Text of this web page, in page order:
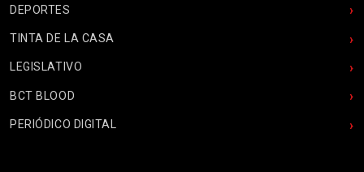
DEPORTES
TINTA DE LA CASA
LEGISLATIVO
BCT BLOOD
PERIÓDICO DIGITAL